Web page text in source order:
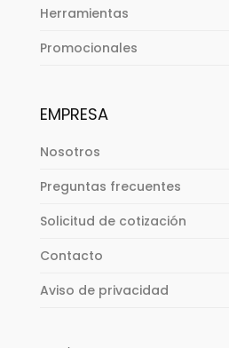
Herramientas
Promocionales
EMPRESA
Nosotros
Preguntas frecuentes
Solicitud de cotización
Contacto
Aviso de privacidad